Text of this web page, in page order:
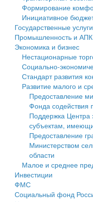
Государственные
Промышленность и АПК
Экономика и бизнес
Символика
Устав
Гостям округа
Туризм
Культура
Образование
Здравоохранение
Социальная защита
Фотоальбом
муниципального
Администрация
Тверской области
Управление
Открытые данные
Работа с
Муниципальный
Муниципальные услуги
Проекты
Антимонопольный
Финансовое
Бюджет для граждан
Имущество
Выявление
объектов
Имущественная
среднего
Информационная
среднего
Муниципальные
Формирование
Инициативное
Государственные услуги
Промышленность и АПК
Экономика и бизнес
Нестационарные
Социально-
Стандарт развития
Развитие малого и
Предоставление
Фонда содействия
Поддержка Центра
субъектам,
Предоставление
Министерством
области
Малое и среднее
Инвестиции
ФМС
Социальный фонд